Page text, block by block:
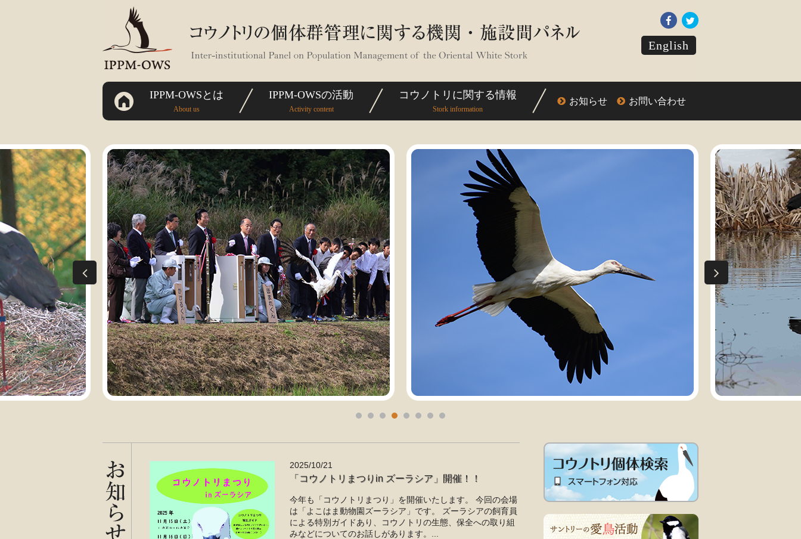
English
IPPM-OWSとは
About us
IPPM-OWSの活動
Activity content
コウノトリに関する情報
Stork information
お知らせ お問い合わせ
2025/10/21
「コウノトリまつりin ズーラシア」開催！！
今年も「コウノトリまつり」を開催いたします。 今回の会場
は「よこはま動物園ズーラシア」です。 ズーラシアの飼育員
による特別ガイドあり、コウノトリの生態、保全への取り組
みなどについてのお話しがあります。...